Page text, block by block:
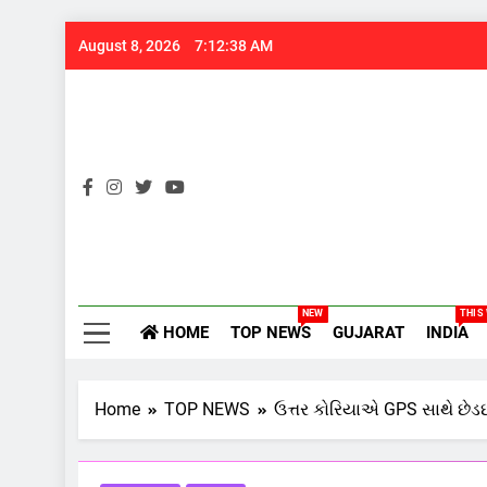
August 8, 2026 7:12:38 AM
HOME TOP NEWS
NEW
GUJARAT INDIA
THIS
Home TOP NEWS ઉત્તર કોરિયાએ GPS સાથે